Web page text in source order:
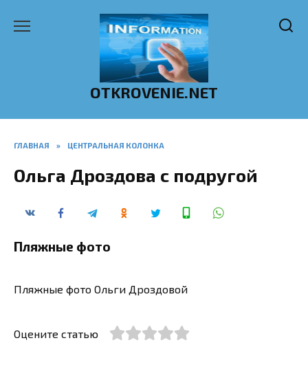
OTKROVENIE.NET
ГЛАВНАЯ » ЦЕНТРАЛЬНАЯ КОЛОНКА
Ольга Дроздова с подругой
Пляжные фото
Пляжные фото Ольги Дроздовой
Оцените статью